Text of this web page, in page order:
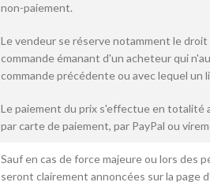
non-paiement.
Le vendeur se réserve notamment le
commande émanant d'un acheteur qui
commande précédente ou avec lequel
Le paiement du prix s'effectue en totalité
par carte de paiement, par PayPal ou
Sauf en cas de force majeure ou lors des
seront clairement annoncées sur la page